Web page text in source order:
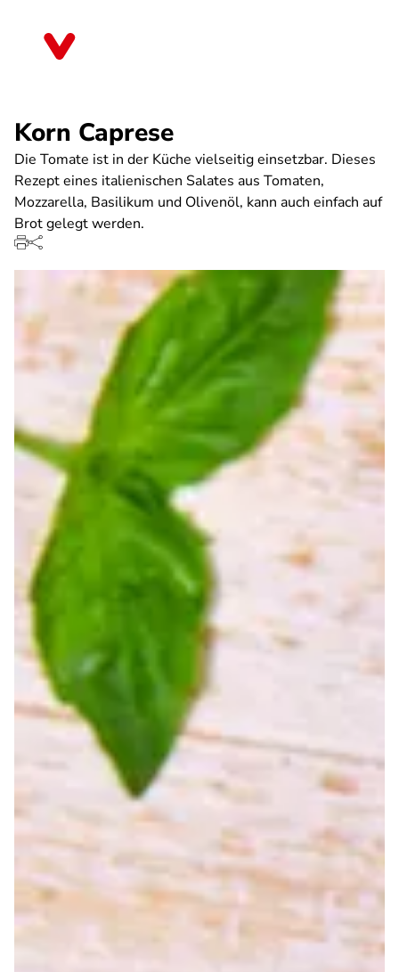
Korn Caprese
Die Tomate ist in der Küche vielseitig einsetzbar. Dieses
Rezept eines italienischen Salates aus Tomaten,
Mozzarella, Basilikum und Olivenöl, kann auch einfach auf
Brot gelegt werden.